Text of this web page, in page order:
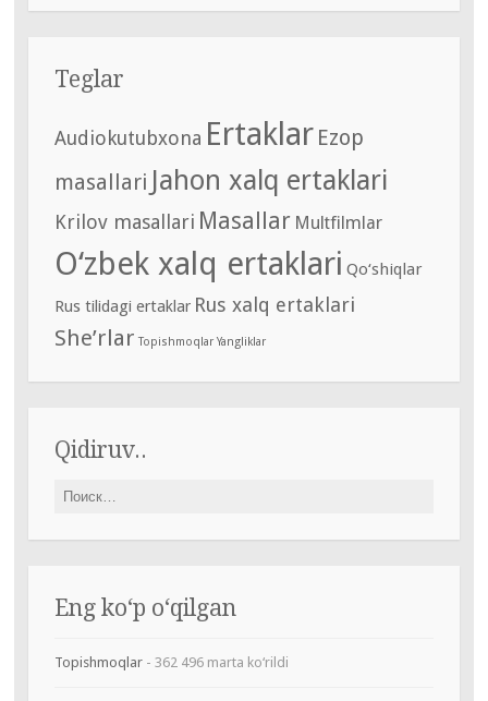
Teglar
Audiokutubxona Ertaklar Ezop
masallari Jahon xalq ertaklari
Krilov masallari Masallar Multfilmlar
O‘zbek xalq ertaklari Qo‘shiqlar
Rus tilidagi ertaklar Rus xalq ertaklari
She’rlar Topishmoqlar Yangliklar
Qidiruv..
Найти:
Eng ko‘p o‘qilgan
Topishmoqlar- 362 496 marta ko‘rildi